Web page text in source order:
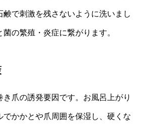
鹸で刺激を残さないように洗いまし
菌の繁殖・炎症に繋がります。
き爪の誘発要因です。お風呂上がり
でかかとや爪周囲を保湿し、硬くな